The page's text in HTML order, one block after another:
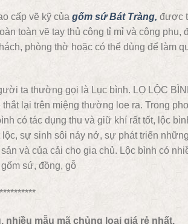
cấp vẽ kỹ của gốm sứ Bát Tràng, được
toàn vẽ tay thủ công tỉ mỉ và công phu,
phòng thờ hoặc có thể dùng để làm
ta thường gọi là Lục bình. LỌ LỘC
lại trên miệng thường loe ra. Trong
có tác dụng thu và giữ khí rất tốt, lộc
sự sinh sôi nảy nở, sự phát triển
và của cải cho gia chủ. Lộc bình có
sứ, đồng, gỗ
mẫu mã chủng loại giá rẻ nhất.